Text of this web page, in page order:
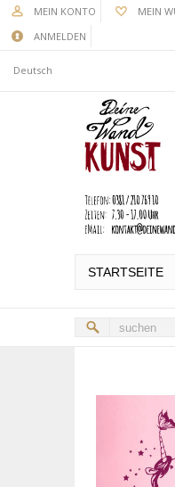
MEIN KONTO MEIN
ANMELDEN
Deutsch